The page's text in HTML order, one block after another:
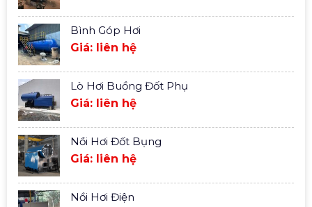
Bình Góp Hơi
Giá: liên hệ
Lò Hơi Buồng Đốt Phụ
Giá: liên hệ
Nồi Hơi Đốt Bụng
Giá: liên hệ
Nồi Hơi Điện